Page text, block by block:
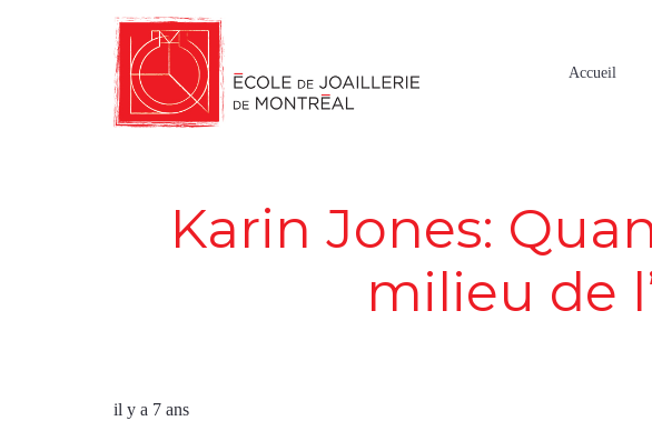
Accueil
Karin Jones:
milieu de
il y a 7 ans